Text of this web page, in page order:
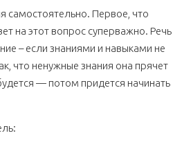
дома выращивать…
самостоятельно. Первое, что
на этот вопрос суперважно. Речь
– если знаниями и навыками не
что ненужные знания она прячет
— потом придется начинать